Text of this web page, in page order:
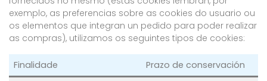
exemplo, as preferencias sobre as cookies do usuario ou
os elementos que integran un pedido para poder realizar
as compras), utilizamos os seguintes tipos de cookies:
Finalidade
Prazo de conservación